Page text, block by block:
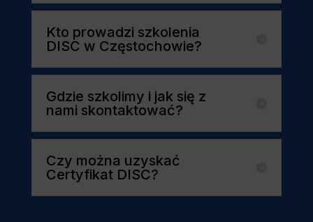
Kto prowadzi szkolenia
DISC w Częstochowie?
Gdzie szkolimy i jak się z
nami skontaktować?
Czy można uzyskać
Certyfikat DISC?